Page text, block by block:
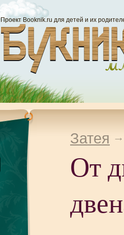
Проект Booknik.ru для детей и их
Затея
От